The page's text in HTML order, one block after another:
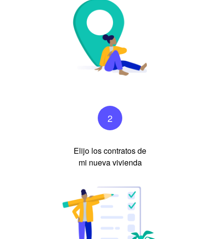
2
Elijo los contratos de
mi nueva vivienda